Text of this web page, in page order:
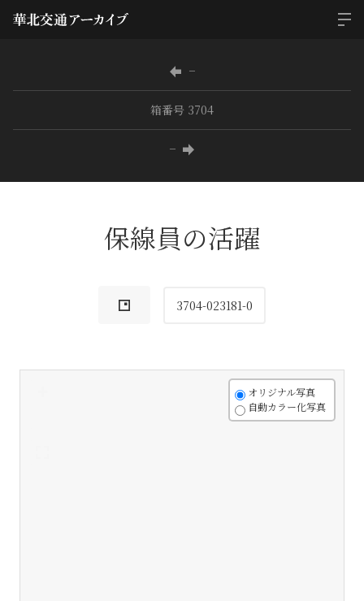
−
箱番号 3704
−
保線員の活躍
3704-023181-0
オリジナル写真
自動カラー化写真